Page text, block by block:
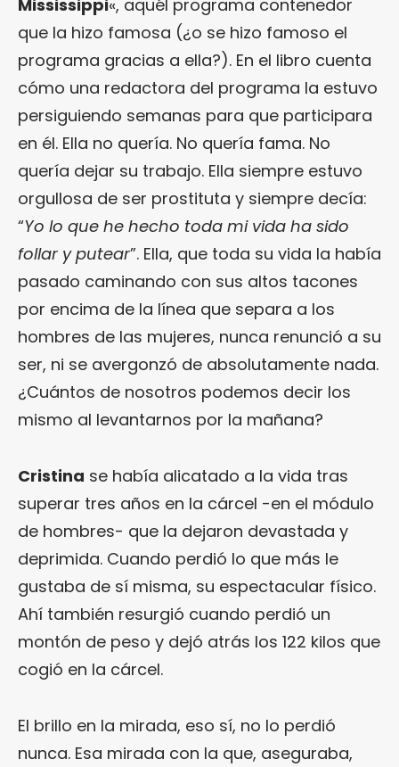
Mississippi«, aquél programa contenedor
que la hizo famosa (¿o se hizo famoso el
programa gracias a ella?). En el libro cuenta
cómo una redactora del programa la estuvo
persiguiendo semanas para que participara
en él. Ella no quería. No quería fama. No
quería dejar su trabajo. Ella siempre estuvo
orgullosa de ser prostituta y siempre decía:
“Yo lo que he hecho toda mi vida ha sido
follar y putear”. Ella, que toda su vida la había
pasado caminando con sus altos tacones
por encima de la línea que separa a los
hombres de las mujeres, nunca renunció a su
ser, ni se avergonzó de absolutamente nada.
¿Cuántos de nosotros podemos decir los
mismo al levantarnos por la mañana?
Cristina se había alicatado a la vida tras
superar tres años en la cárcel -en el módulo
de hombres- que la dejaron devastada y
deprimida. Cuando perdió lo que más le
gustaba de sí misma, su espectacular físico.
Ahí también resurgió cuando perdió un
montón de peso y dejó atrás los 122 kilos que
cogió en la cárcel.
El brillo en la mirada, eso sí, no lo perdió
nunca. Esa mirada con la que, aseguraba,